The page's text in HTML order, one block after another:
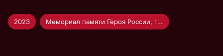
2023 Мемориал памяти Героя России, генерал-лейтенанта Р.В. Кутузова по греко-римской борьбе среди мужчин